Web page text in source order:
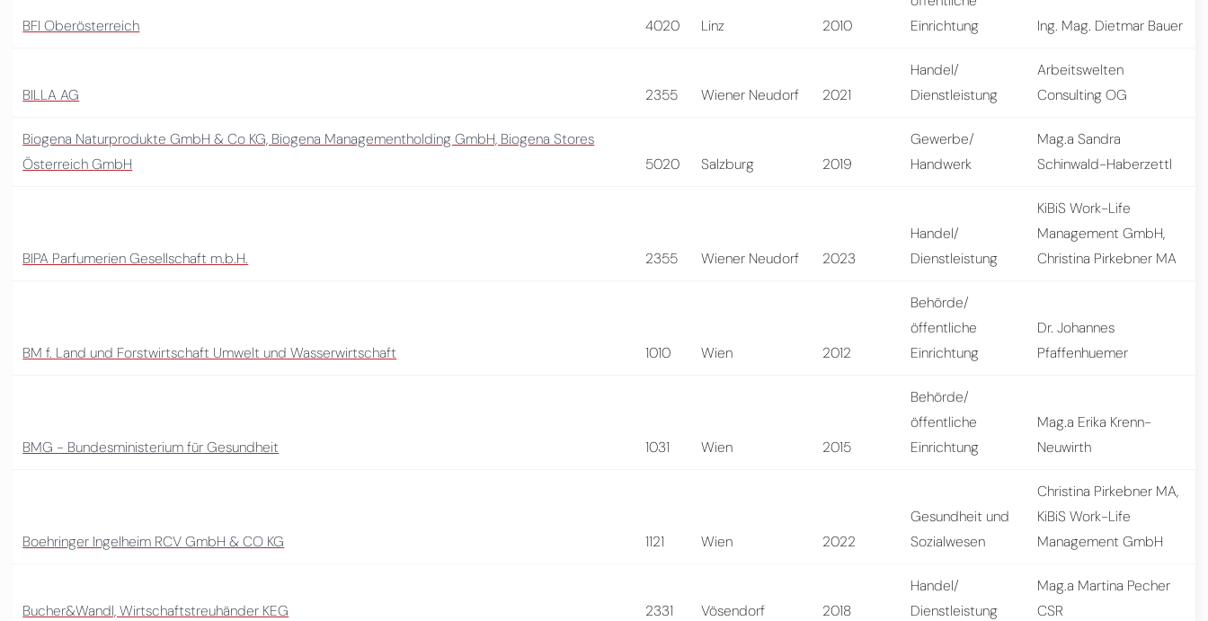
BFI Oberösterreich 4020 Linz 2010
Einrichtung
Ing. Mag. Dietmar Bauer
BILLA AG 2355 Wiener Neudorf 2021
Handel/
Dienstleistung
Arbeitswelten
Consulting OG
Biogena Naturprodukte GmbH & Co KG, Biogena Managementholding GmbH, Biogena Stores
Österreich GmbH
5020 Salzburg 2019
Gewerbe/
Handwerk
Mag.a Sandra
Schinwald-Haberzettl
BIPA Parfumerien Gesellschaft m.b.H. 2355 Wiener Neudorf 2023
Handel/
Dienstleistung
KiBiS Work-Life
Management GmbH,
Christina Pirkebner MA
BM f. Land und Forstwirtschaft Umwelt und Wasserwirtschaft 1010 Wien 2012
Behörde/
öffentliche
Einrichtung
Dr. Johannes
Pfaffenhuemer
BMG - Bundesministerium für Gesundheit 1031 Wien 2015
Behörde/
öffentliche
Einrichtung
Mag.a Erika Krenn-
Neuwirth
Boehringer Ingelheim RCV GmbH & CO KG 1121 Wien 2022
Gesundheit und
Sozialwesen
Christina Pirkebner MA,
KiBiS Work-Life
Management GmbH
Bucher&Wandl, Wirtschaftstreuhänder KEG 2331 Vösendorf 2018
Handel/
Dienstleistung
Mag.a Martina Pecher
CSR